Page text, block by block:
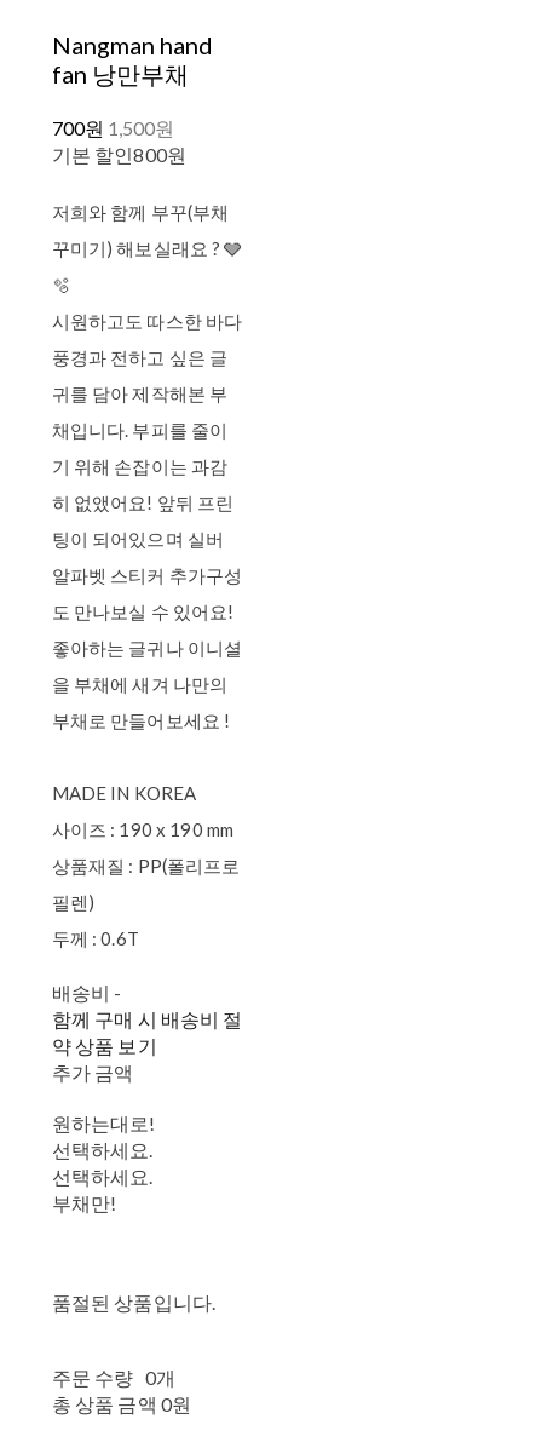
Nangman hand
fan 낭만부채
700원 1,500원
기본 할인800원
저희와 함께 부꾸(부채
꾸미기) 해보실래요 ? 🩶
🫧
시원하고도 따스한 바다
풍경과 전하고 싶은 글
귀를 담아 제작해본 부
채입니다. 부피를 줄이
기 위해 손잡이는 과감
히 없앴어요! 앞뒤 프린
팅이 되어있으며 실버
알파벳 스티커 추가구성
도 만나보실 수 있어요!
좋아하는 글귀나 이니셜
을 부채에 새겨 나만의
부채로 만들어보세요 !
MADE IN KOREA
사이즈 : 190 x 190 mm
상품재질 : PP(폴리프로
필렌)
두께 : 0.6T
배송비 -
함께 구매 시 배송비 절
약 상품 보기
추가 금액
원하는대로!
선택하세요.
선택하세요.
부채만!
품절된 상품입니다.
주문 수량 0개
총 상품 금액 0원